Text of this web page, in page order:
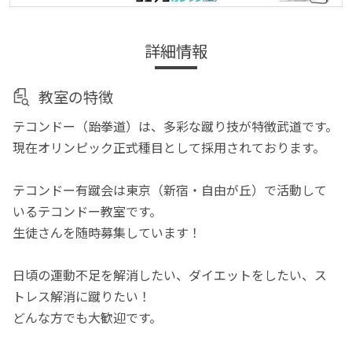
詳細情報
教室の特徴
テコンドー（跆拳道）は、多彩な蹴り技が特徴武道です。
現在オリンピック正式種目として採用されております。
テコンドー有蹴会は東京（新宿・自由が丘）で活動して
いるテコンドー教室です。
生徒さんを随時募集しています！
日頃の運動不足を解消したい、ダイエットをしたい、ス
トレス解消に蹴りたい！
どんな方でも大歓迎です。